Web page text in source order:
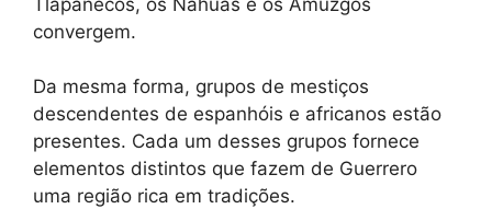
convergem.
Da mesma forma, grupos de mestiços
descendentes de espanhóis e africanos estão
presentes. Cada um desses grupos fornece
elementos distintos que fazem de Guerrero
uma região rica em tradições.